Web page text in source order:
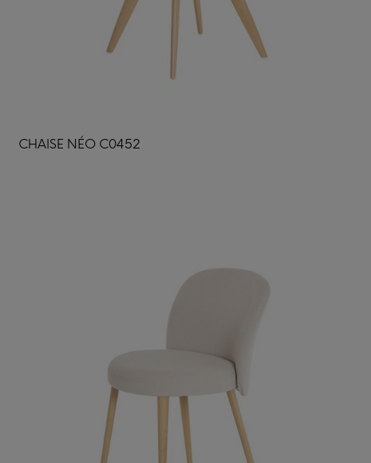
CHAISE NÉO C0452